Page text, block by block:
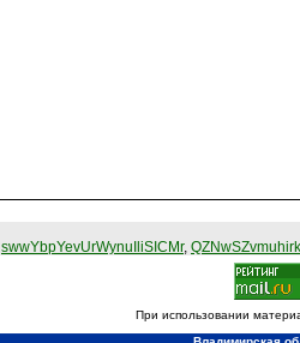
swwYbpYevUrWynuIliSICMr,
При использовании